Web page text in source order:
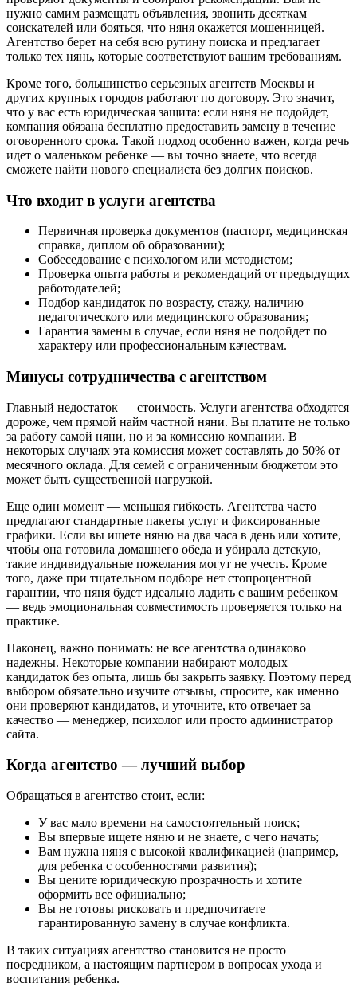
нужно самим размещать объявления, звонить десяткам
соискателей или бояться, что няня окажется мошенницей.
Агентство берет на себя всю рутину поиска и предлагает
только тех нянь, которые соответствуют вашим требованиям.
Кроме того, большинство серьезных агентств Москвы и
других крупных городов работают по договору. Это значит,
что у вас есть юридическая защита: если няня не подойдет,
компания обязана бесплатно предоставить замену в течение
оговоренного срока. Такой подход особенно важен, когда речь
идет о маленьком ребенке — вы точно знаете, что всегда
сможете найти нового специалиста без долгих поисков.
Что входит в услуги агентства
Первичная проверка документов (паспорт, медицинская
справка, диплом об образовании);
Собеседование с психологом или методистом;
Проверка опыта работы и рекомендаций от предыдущих
работодателей;
Подбор кандидаток по возрасту, стажу, наличию
педагогического или медицинского образования;
Гарантия замены в случае, если няня не подойдет по
характеру или профессиональным качествам.
Минусы сотрудничества с агентством
Главный недостаток — стоимость. Услуги агентства обходятся
дороже, чем прямой найм частной няни. Вы платите не только
за работу самой няни, но и за комиссию компании. В
некоторых случаях эта комиссия может составлять до 50% от
месячного оклада. Для семей с ограниченным бюджетом это
может быть существенной нагрузкой.
Еще один момент — меньшая гибкость. Агентства часто
предлагают стандартные пакеты услуг и фиксированные
графики. Если вы ищете няню на два часа в день или хотите,
чтобы она готовила домашнего обеда и убирала детскую,
такие индивидуальные пожелания могут не учесть. Кроме
того, даже при тщательном подборе нет стопроцентной
гарантии, что няня будет идеально ладить с вашим ребенком
— ведь эмоциональная совместимость проверяется только на
практике.
Наконец, важно понимать: не все агентства одинаково
надежны. Некоторые компании набирают молодых
кандидаток без опыта, лишь бы закрыть заявку. Поэтому перед
выбором обязательно изучите отзывы, спросите, как именно
они проверяют кандидатов, и уточните, кто отвечает за
качество — менеджер, психолог или просто администратор
сайта.
Когда агентство — лучший выбор
Обращаться в агентство стоит, если:
У вас мало времени на самостоятельный поиск;
Вы впервые ищете няню и не знаете, с чего начать;
Вам нужна няня с высокой квалификацией (например,
для ребенка с особенностями развития);
Вы цените юридическую прозрачность и хотите
оформить все официально;
Вы не готовы рисковать и предпочитаете
гарантированную замену в случае конфликта.
В таких ситуациях агентство становится не просто
посредником, а настоящим партнером в вопросах ухода и
воспитания ребенка.